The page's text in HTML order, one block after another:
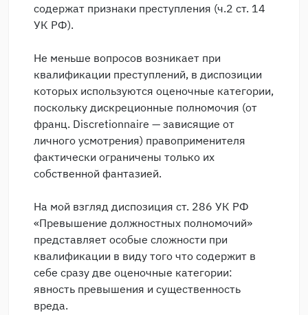
содержат признаки преступления (ч.2 ст. 14
УК РФ).
Не меньше вопросов возникает при
квалификации преступлений, в диспозиции
которых используются оценочные категории,
поскольку дискреционные полномочия (от
франц. Discretionnaire — зависящие от
личного усмотрения) правоприменителя
фактически ограничены только их
собственной фантазией.
На мой взгляд диспозиция ст. 286 УК РФ
«Превышение должностных полномочий»
представляет особые сложности при
квалификации в виду того что содержит в
себе сразу две оценочные категории:
явность превышения и существенность
вреда.